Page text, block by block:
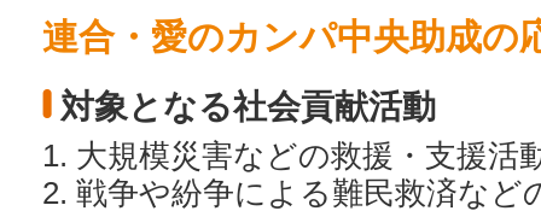
連合・愛のカンパ中央助成の
対象となる社会貢献活動
大規模災害などの救援・支援活
戦争や紛争による難民救済など